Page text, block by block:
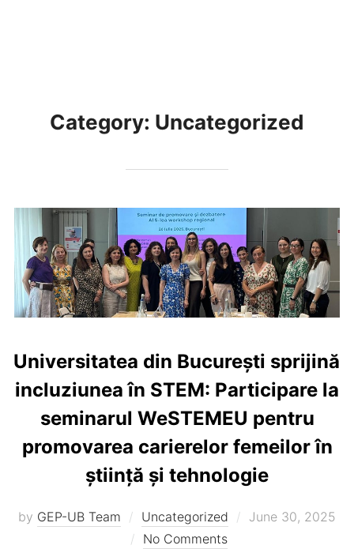
Category: Uncategorized
Universitatea din București sprijină
incluziunea în STEM: Participare la
seminarul WeSTEMEU pentru
promovarea carierelor femeilor în
știință și tehnologie
by GEP-UB Team Uncategorized
Posted
June 30, 2025
No Comments